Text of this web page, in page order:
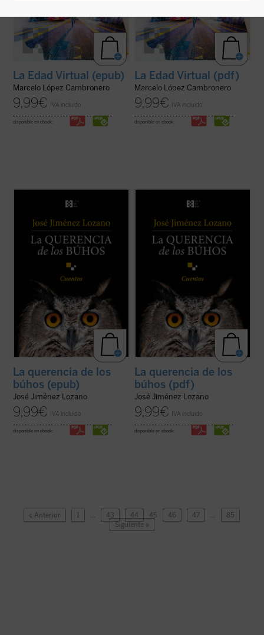
La Edad Virtual (epub)
Marcelo López Cambronero
9,99€ IVA incluido
disponible en ebook:
La Edad Virtual (pdf)
Marcelo López Cambronero
9,99€ IVA incluido
disponible en ebook:
todas inéditas, que nos desvelan el
vivencias son transformados en relatos
que nos sitúan ante aquellos instantes de la
vida que la hacen más verdadera. ...(ver
La querencia de los
búhos (epub)
José Jiménez Lozano
9,99€ IVA incluido
disponible en ebook:
todas inéditas, que nos desvelan el
vivencias son transformados en relatos
que nos sitúan ante aquellos instantes de la
vida que la hacen más verdadera. ...(ver
La querencia de los
búhos (pdf)
José Jiménez Lozano
9,99€ IVA incluido
disponible en ebook:
« Anterior 1 … 43 44 45 46 47 …
85
Siguiente »